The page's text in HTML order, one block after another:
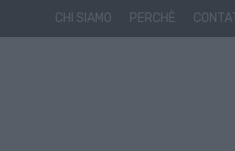
CHI SIAMO PERCHÈ